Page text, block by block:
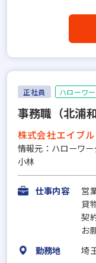
正社員 ハローワ
事務職（北浦
株式会社エイブ
情報元：ハローワ
小林
仕事内容
営
貸
契
お
勤務地
埼